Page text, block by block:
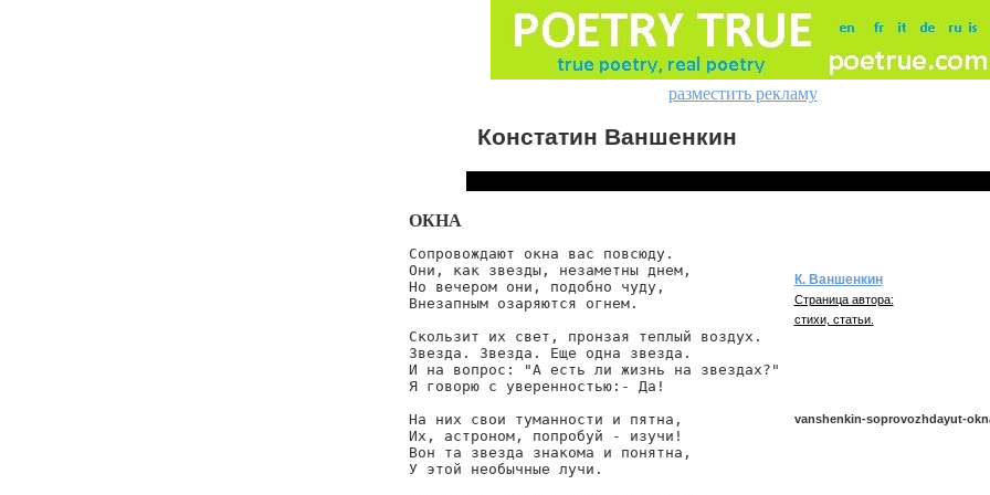
разместить рекламу
Констатин Ваншенкин
ОКНА
Сопровождают окна вас повсюду.
Они, как звезды, незаметны днем,
Но вечером они, подобно чуду,
Внезапным озаряются огнем.
Скользит их свет, пронзая теплый воздух.
Звезда. Звезда. Еще одна звезда.
И на вопрос: "А есть ли жизнь на звездах?"
Я говорю с уверенностью:- Да!
На них свои туманности и пятна,
Их, астроном, попробуй - изучи!
Вон та звезда знакома и понятна,
У этой необычные лучи.
К. Ваншенкин
Страница автора:
стихи, статьи.
vanshenkin-soprovozhdayut-